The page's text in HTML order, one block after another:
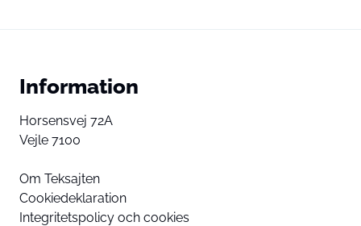
Information
Horsensvej 72A
Vejle 7100
Om Teksajten
Cookiedeklaration
Integritetspolicy och cookies